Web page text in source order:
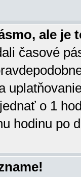
ale je
časové
o 1
hodinu po